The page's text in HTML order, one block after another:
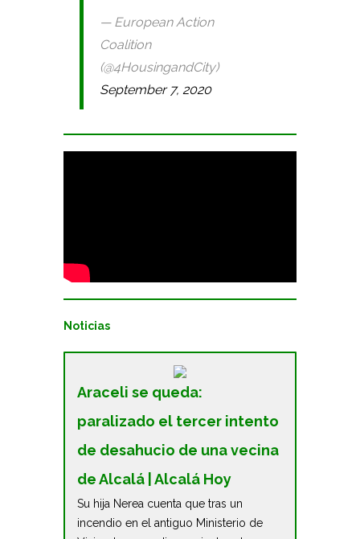
— European Action
Coalition
(@4HousingandCity)
September 7, 2020
Noticias
Araceli se queda:
paralizado el tercer intento
de desahucio de una vecina
de Alcalá | Alcalá Hoy
Su hija Nerea cuenta que tras un
incendio en el antiguo Ministerio de